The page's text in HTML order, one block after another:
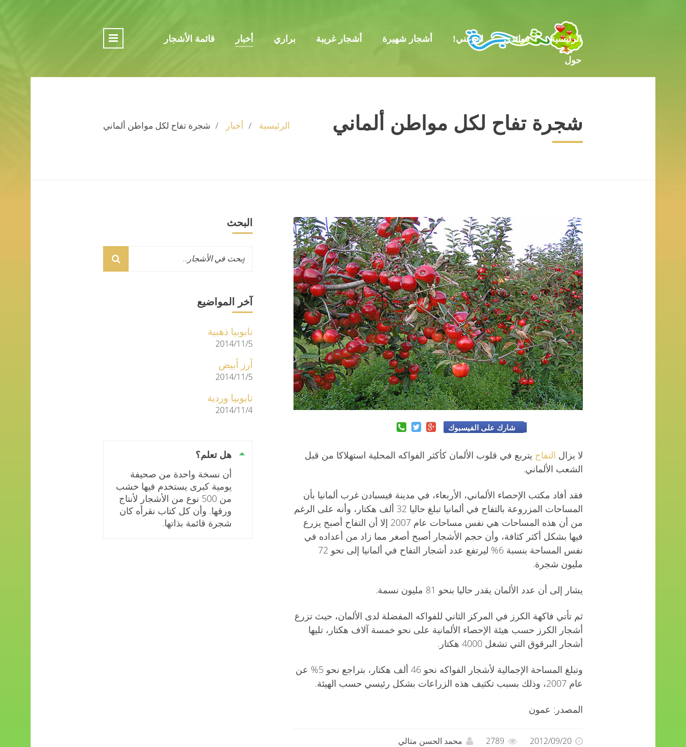
الرئيسية فوائدي ازرعني! أشجار شهيرة أشجار غريبة براري أخبار قائمة الأشجار
حول
شجرة تفاح لكل مواطن ألماني الرئيسية أخبار شجرة تفاح لكل مواطن ألماني
شارك على الفيسبوك
لا يزال التفاح يتربع في قلوب الألمان كأكثر الفواكه المحلية استهلاكا من قبل
الشعب الألماني.
فقد أفاد مكتب الإحصاء الألماني، الأربعاء، في مدينة فيسبادن غرب ألمانيا بأن
المساحات المزروعة بالتفاح في ألمانيا تبلغ حاليا 32 ألف هكتار، وأنه على الرغم
من أن هذه المساحات هي نفس مساحات عام 2007 إلا أن التفاح أصبح يزرع
فيها بشكل أكثر كثافة، وأن حجم الأشجار أصبح أصغر مما زاد من أعداده في
نفس المساحة بنسبة 6% ليرتفع عدد أشجار التفاح في ألمانيا إلى نحو 72
مليون شجرة.
يشار إلى أن عدد الألمان يقدر حاليا بنحو 81 مليون نسمة.
ثم تأتي فاكهة الكرز في المركز الثاني للفواكه المفضلة لدى الألمان، حيث تزرع
أشجار الكرز حسب هيئة الإحصاء الألمانية على نحو خمسة آلاف هكتار، تليها
أشجار البرقوق التي تشغل 4000 هكتار.
وتبلغ المساحة الإجمالية لأشجار الفواكه نحو 46 ألف هكتار، بتراجع نحو 5% عن
عام 2007، وذلك بسبب تكثيف هذه الزراعات بشكل رئيسي حسب الهيئة.
المصدر: عمون
2012/09/20
2789 محمد الحسن متالي
البحث
آخر المواضيع
تابوبيا ذهبية
2014/11/5
أرز أبيض
2014/11/5
تابوبيا وردية
2014/11/4
هل تعلم؟
أن نسخة واحدة من صحيفة
يومية كبرى يستخدم فيها خشب
من 500 نوع من الأشجار لأنتاج
ورقها. وأن كل كتاب نقرأه كان
شجرة قائمة بذاتها.